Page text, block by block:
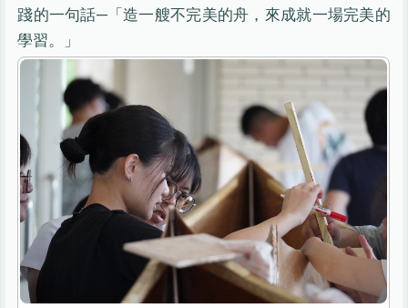
踐的一句話─「造一艘不完美的舟，來成就一場完美的
學習。」